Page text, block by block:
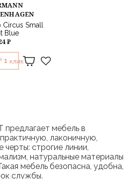
Small
Blue
₽
1 КЛИК
мебель в
лаконичную,
строгие линии,
натуральные материалы
мебель безопасна, удобна,
службы.